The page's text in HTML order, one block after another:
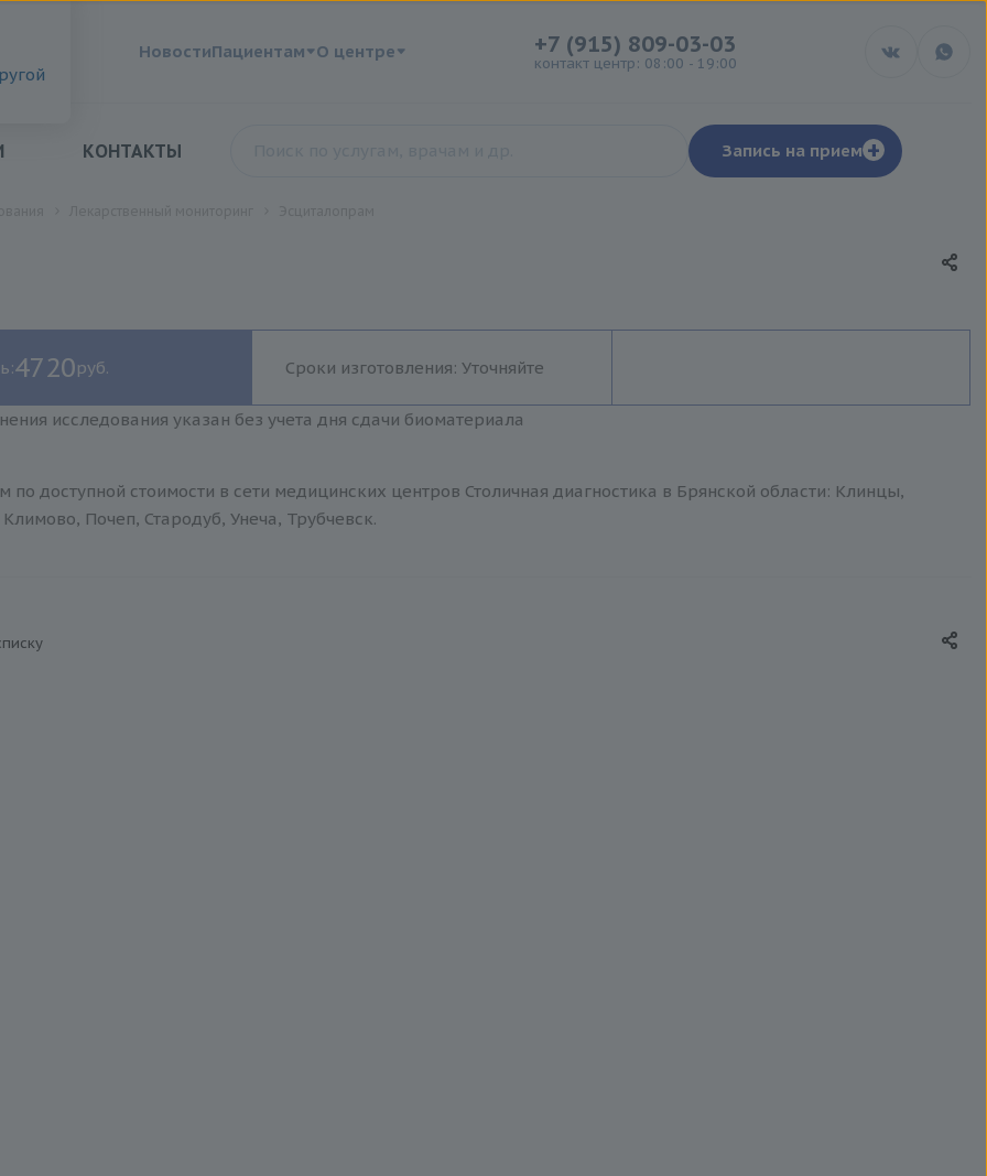
НовостиПациентам О центре +7 (915) 809-03-03
контакт центр: 08:00 - 19:00
КОНТАКТЫ Запись на прием +
4720руб. Сроки изготовления: Уточняйте
исследования указан без учета дня сдачи биоматериала
по доступной стоимости в сети медицинских центров Столичная диагностика в Брянской области: Клинцы,
Почеп, Стародуб, Унеча, Трубчевск.